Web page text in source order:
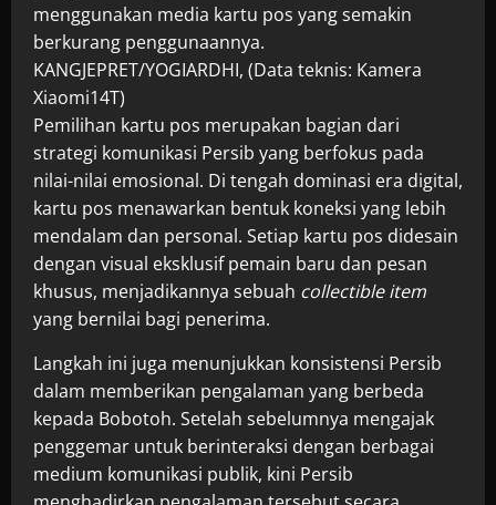
menggunakan media kartu pos yang semakin
berkurang penggunaannya.
KANGJEPRET/YOGIARDHI, (Data teknis: Kamera
Xiaomi14T)
Pemilihan kartu pos merupakan bagian dari
strategi komunikasi Persib yang berfokus pada
nilai-nilai emosional. Di tengah dominasi era digital,
kartu pos menawarkan bentuk koneksi yang lebih
mendalam dan personal. Setiap kartu pos didesain
dengan visual eksklusif pemain baru dan pesan
khusus, menjadikannya sebuah collectible item
yang bernilai bagi penerima.
Langkah ini juga menunjukkan konsistensi Persib
dalam memberikan pengalaman yang berbeda
kepada Bobotoh. Setelah sebelumnya mengajak
penggemar untuk berinteraksi dengan berbagai
medium komunikasi publik, kini Persib